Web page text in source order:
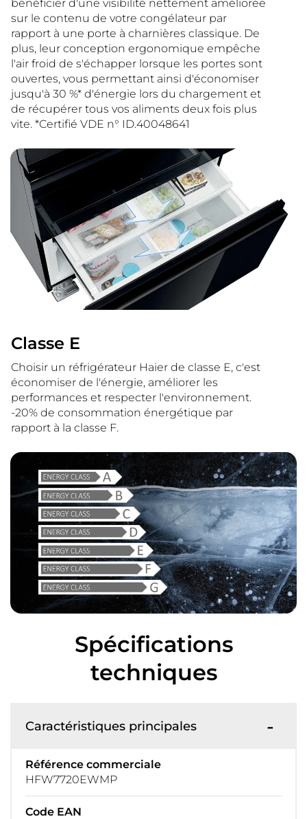
bénéficier d'une visibilité nettement améliorée
sur le contenu de votre congélateur par
rapport à une porte à charnières classique. De
plus, leur conception ergonomique empêche
l'air froid de s'échapper lorsque les portes sont
ouvertes, vous permettant ainsi d'économiser
jusqu'à 30 %* d'énergie lors du chargement et
de récupérer tous vos aliments deux fois plus
vite. *Certifié VDE n° ID.40048641
Classe E
Choisir un réfrigérateur Haier de classe E, c'est
économiser de l'énergie, améliorer les
performances et respecter l'environnement.
-20% de consommation énergétique par
rapport à la classe F.
Spécifications
techniques
Caractéristiques principales
Référence commerciale
HFW7720EWMP
Code EAN